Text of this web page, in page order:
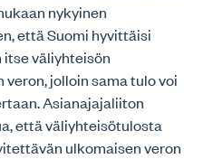
nykyinen
että Suomi hyvittäisi
väliyhteisön
jolloin sama tulo voi
Asianajajaliiton
että väliyhteisötulosta
ulkomaisen veron